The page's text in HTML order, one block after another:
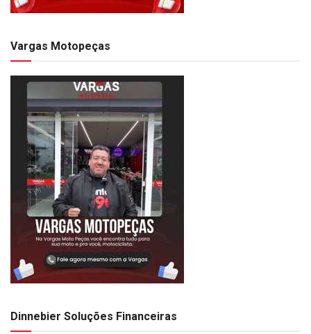
Vargas Motopeças
Dinnebier Soluções Financeiras